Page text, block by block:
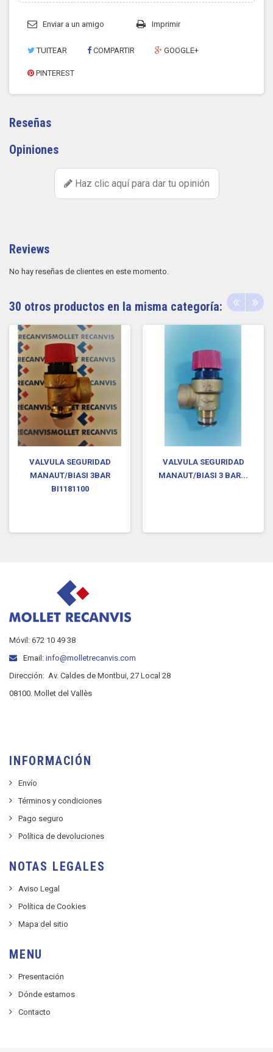
Enviar a un amigo Imprimir
TUITEAR COMPARTIR GOOGLE+
PINTEREST
Reseñas
Opiniones
Haz clic aquí para dar tu opinión
Reviews
No hay reseñas de clientes en este momento.
30 otros productos en la misma categoría:
VALVULA SEGURIDAD
MANAUT/BIASI 3BAR
BI1181100
VALVULA SEGURIDAD
MANAUT/BIASI 3 BAR...
Móvil: 672 10 49 38
Email: info@molletrecanvis.com
Dirección: Av. Caldes de Montbui, 27 Local 28
08100. Mollet del Vallès
INFORMACIÓN
Envío
Términos y condiciones
Pago seguro
Política de devoluciones
NOTAS LEGALES
Aviso Legal
Política de Cookies
Mapa del sitio
MENU
Presentación
Dónde estamos
Contacto